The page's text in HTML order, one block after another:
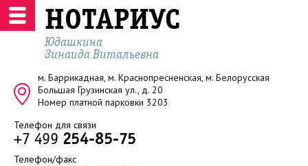
НОТАРИУС
Юдашкина
Зинаида Витальевна
м. Баррикадная, м. Краснопресненская, м. Белорусская
Большая Грузинская ул., д. 20
Номер платной парковки 3203
Телефон для связи
+7 499 254-85-75
Телефон/факс